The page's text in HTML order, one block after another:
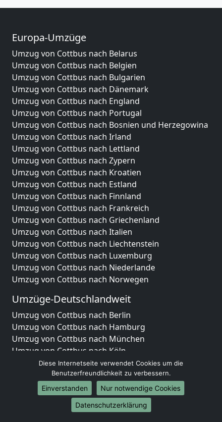
Europa-Umzüge
Umzug von Cottbus nach Belarus
Umzug von Cottbus nach Belgien
Umzug von Cottbus nach Bulgarien
Umzug von Cottbus nach Dänemark
Umzug von Cottbus nach England
Umzug von Cottbus nach Portugal
Umzug von Cottbus nach Bosnien und Herzegowina
Umzug von Cottbus nach Irland
Umzug von Cottbus nach Lettland
Umzug von Cottbus nach Zypern
Umzug von Cottbus nach Kroatien
Umzug von Cottbus nach Estland
Umzug von Cottbus nach Finnland
Umzug von Cottbus nach Frankreich
Umzug von Cottbus nach Griechenland
Umzug von Cottbus nach Italien
Umzug von Cottbus nach Liechtenstein
Umzug von Cottbus nach Luxemburg
Umzug von Cottbus nach Niederlande
Umzug von Cottbus nach Norwegen
Umzüge-Deutschlandweit
Umzug von Cottbus nach Berlin
Umzug von Cottbus nach Hamburg
Umzug von Cottbus nach München
Umzug von Cottbus nach Köln
Umzug von Cottbus nach Frankfurt am Main
Umzug von Cottbus nach Stuttgart
Umzug von Cottbus nach Düsseldorf
Umzug von Cottbus nach Leipzig
Umzug von Cottbus nach Dortmund
Diese Internetseite verwendet Cookies um die
Benutzerfreundlichkeit zu verbessern.
Einverstanden
Nur notwendige Cookies
Datenschutzerklärung